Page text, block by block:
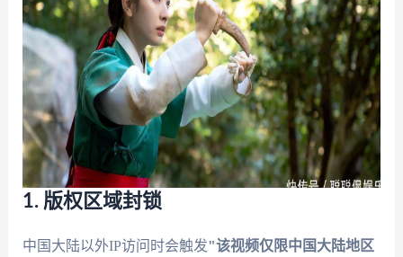
1. 版权区域封锁
中国大陆以外IP访问时会触发"该视频仅限中国大陆地区